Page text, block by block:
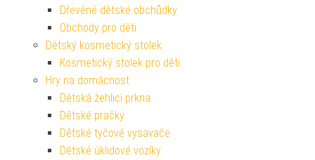
Dřevěné dětské obchůdky
Obchody pro děti
Dětský kosmetický stolek
Kosmetický stolek pro děti
Hry na domácnost
Dětská žehlicí prkna
Dětské pračky
Dětské tyčové vysavače
Dětské úklidové vozíky